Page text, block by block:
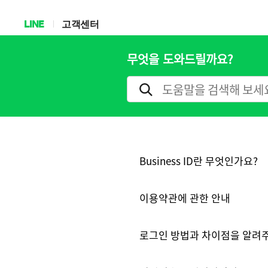
LINE 고객센터
무엇을 도와드릴까요?
Business ID란 무엇인가요?
이용약관에 관한 안내
로그인 방법과 차이점을 알려